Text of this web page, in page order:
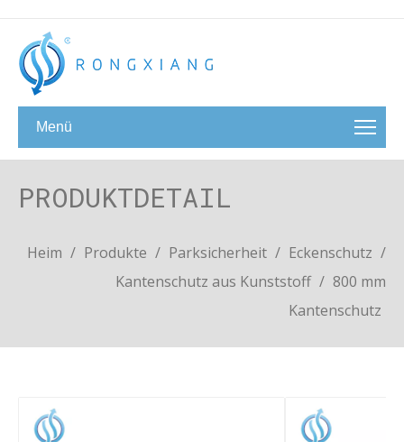
Menü
PRODUKTDETAIL
Heim / Produkte / Parksicherheit / Eckenschutz /
Kantenschutz aus Kunststoff / 800 mm
Kantenschutz